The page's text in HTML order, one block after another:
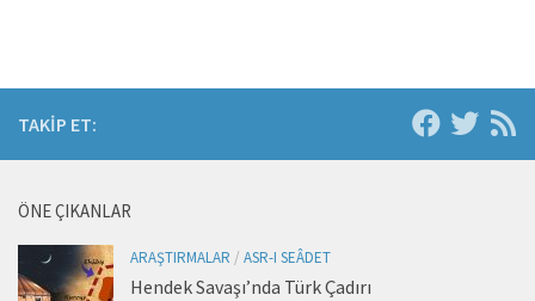
TAKIP ET:
ÖNE ÇIKANLAR
ARAŞTIRMALAR / ASR-I SEÂDET
Hendek Savaşı’nda Türk Çadırı